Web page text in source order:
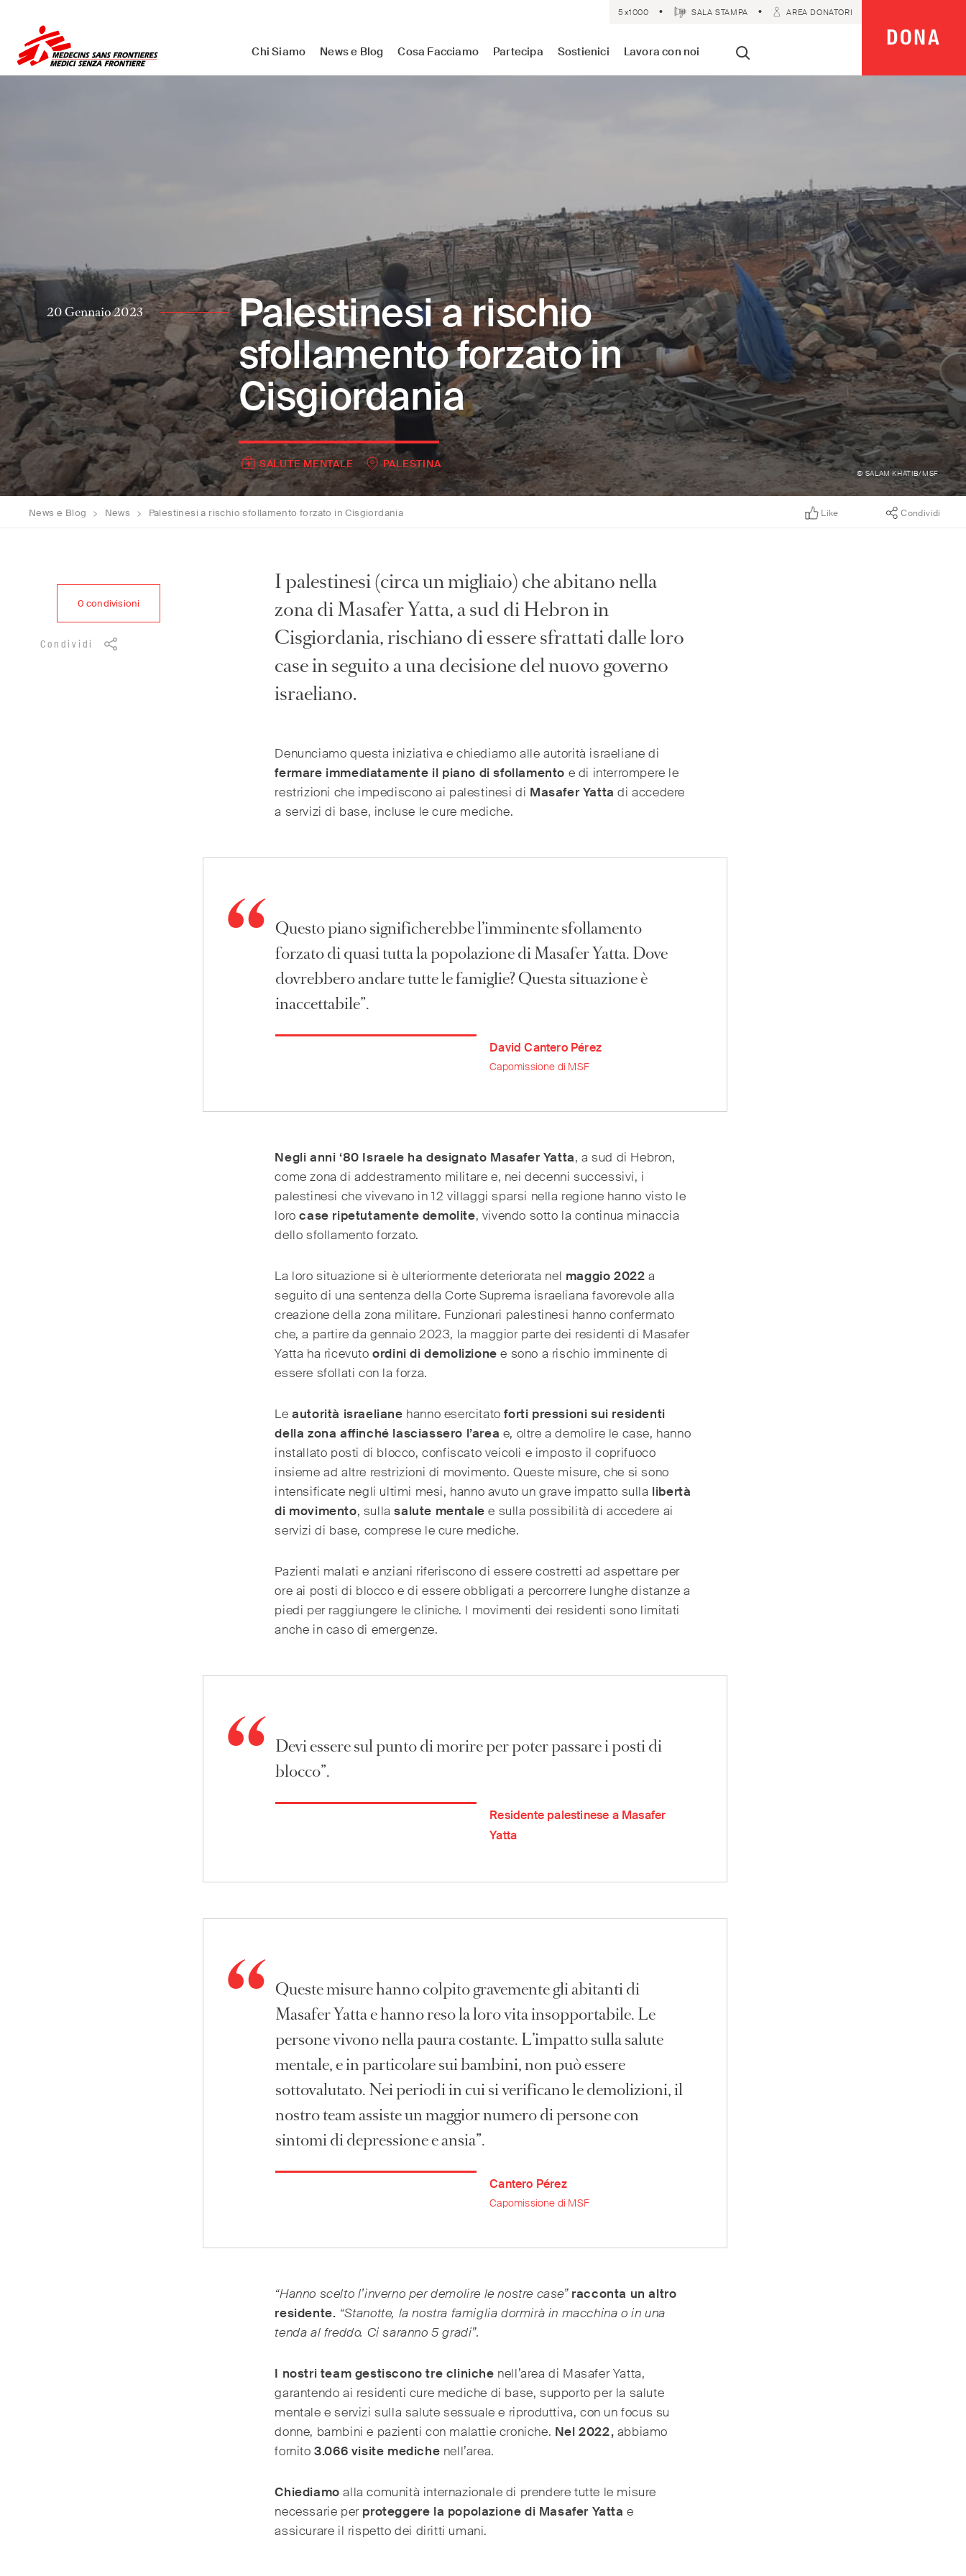
Chi Siamo News e Blog Cosa Facciamo Partecipa Sostienici Lavora con noi
5×1000 SALA STAMPA AREA DONATORI
DONA
20 Gennaio 2023
Palestinesi a rischio
sfollamento forzato in
Cisgiordania
SALUTE MENTALE PALESTINA
© SALAM KHATIB/MSF
News e Blog > News > Palestinesi a rischio sfollamento forzato in Cisgiordania Like Condividi
0 condivisioni
Condividi
I palestinesi (circa un migliaio) che abitano nella
zona di Masafer Yatta, a sud di Hebron in
Cisgiordania, rischiano di essere sfrattati dalle loro
case in seguito a una decisione del nuovo governo
israeliano.
Denunciamo questa iniziativa e chiediamo alle autorità israeliane di
fermare immediatamente il piano di sfollamento e di interrompere le
restrizioni che impediscono ai palestinesi di Masafer Yatta di accedere
a servizi di base, incluse le cure mediche.
Questo piano significherebbe l’imminente sfollamento
forzato di quasi tutta la popolazione di Masafer Yatta. Dove
dovrebbero andare tutte le famiglie? Questa situazione è
inaccettabile”.
David Cantero Pérez
Capomissione di MSF
Negli anni ‘80 Israele ha designato Masafer Yatta, a sud di Hebron,
come zona di addestramento militare e, nei decenni successivi, i
palestinesi che vivevano in 12 villaggi sparsi nella regione hanno visto le
lorocase ripetutamente demolite, vivendo sotto la continua minaccia
dello sfollamento forzato.
La loro situazione si è ulteriormente deteriorata nel maggio 2022 a
seguito di una sentenza della Corte Suprema israeliana favorevole alla
creazione della zona militare. Funzionari palestinesi hanno confermato
che, a partire da gennaio 2023, la maggior parte dei residenti di Masafer
Yatta ha ricevutoordini di demolizione e sono a rischio imminente di
essere sfollati con la forza.
Leautorità israeliane hanno esercitato forti pressioni sui residenti
della zona affinché lasciassero l’area e, oltre a demolire le case, hanno
installato posti di blocco, confiscato veicoli e imposto il coprifuoco
insieme ad altre restrizioni di movimento. Queste misure, che si sono
intensificate negli ultimi mesi, hanno avuto un grave impatto sulla libertà
di movimento, sullasalute mentale e sulla possibilità di accedere ai
servizi di base, comprese le cure mediche.
Pazienti malati e anziani riferiscono di essere costretti ad aspettare per
ore ai posti di blocco e di essere obbligati a percorrere lunghe distanze a
piedi per raggiungere le cliniche. I movimenti dei residenti sono limitati
anche in caso di emergenze.
Devi essere sul punto di morire per poter passare i posti di
blocco”.
Residente palestinese a Masafer
Yatta
Queste misure hanno colpito gravemente gli abitanti di
Masafer Yatta e hanno reso la loro vita insopportabile. Le
persone vivono nella paura costante. L’impatto sulla salute
mentale, e in particolare sui bambini, non può essere
sottovalutato. Nei periodi in cui si verificano le demolizioni, il
nostro team assiste un maggior numero di persone con
sintomi di depressione e ansia”.
Cantero Pérez
Capomissione di MSF
“Hanno scelto l’inverno per demolire le nostre case” racconta un altro
residente. “Stanotte, la nostra famiglia dormirà in macchina o in una
tenda al freddo. Ci saranno 5 gradi”.
I nostri team gestiscono tre cliniche nell’area di Masafer Yatta,
garantendo ai residenti cure mediche di base, supporto per la salute
mentale e servizi sulla salute sessuale e riproduttiva, con un focus su
donne, bambini e pazienti con malattie croniche. Nel 2022, abbiamo
fornito3.066 visite mediche nell’area.
Chiediamo alla comunità internazionale di prendere tutte le misure
necessarie per proteggere la popolazione di Masafer Yatta e
assicurare il rispetto dei diritti umani.